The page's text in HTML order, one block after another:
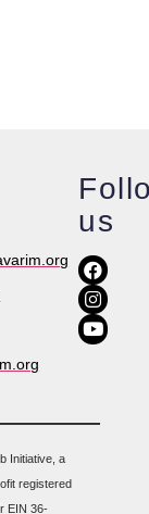
us
Initiative, a
registered
EIN 36-